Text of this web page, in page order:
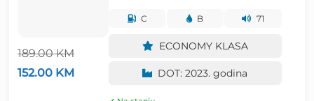
189.00KM
Izvorna
cijena
152.00 KM
C B 71
ECONOMY KLASA
DOT: 2023. godina